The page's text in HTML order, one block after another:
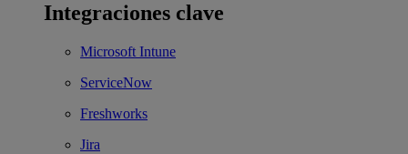
Integraciones clave
Microsoft Intune
ServiceNow
Freshworks
Jira